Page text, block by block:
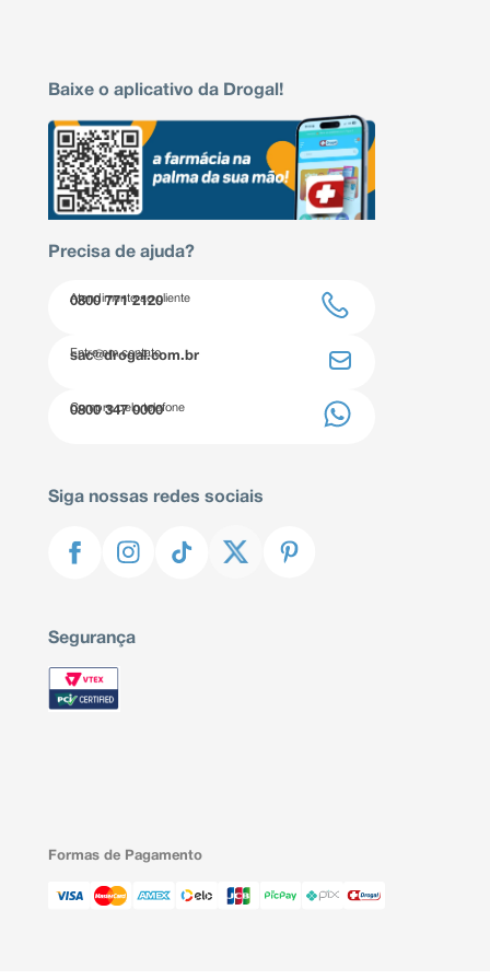
Baixe o aplicativo da Drogal!
Precisa de ajuda?
Atendimento ao cliente
0800 771 2120
Entre em contato
sac@drogal.com.br
Compre pelo telefone
0800 347 0000
Siga nossas redes sociais
Segurança
Formas de Pagamento